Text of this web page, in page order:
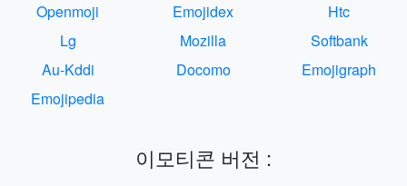
Openmoji
Emojidex
Htc
Lg
Mozilla
Softbank
Au-Kddi
Docomo
Emojigraph
Emojipedia
이모티콘 버전 :